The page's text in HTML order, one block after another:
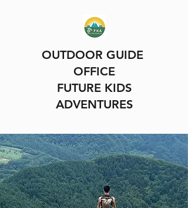
OUTDOOR GUIDE
OFFICE
FUTURE KIDS
ADVENTURES